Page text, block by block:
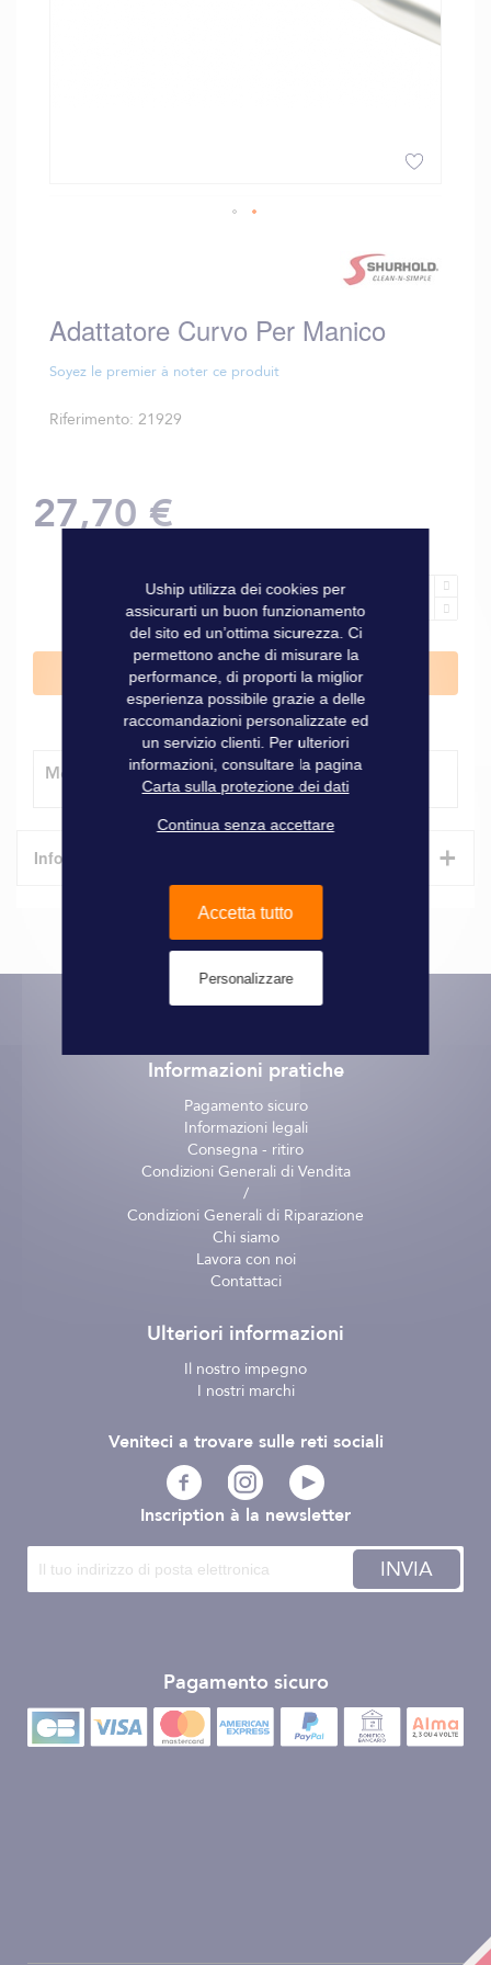
di
immagini
Adattatore Curvo Per Manico
Soyez le premier à noter ce produit
Riferimento 21929
27,70 €
Aggiungi al Carrello
Modalità di consegna
Informazioni tecniche +
Caratteristiche
Marque Shurhold
Informazioni pratiche
Pagamento sicuro
Informazioni legali
Consegna - ritiro
Condizioni Generali di Vendita
/
Condizioni Generali di Riparazione
Chi siamo
Lavora con noi
Contattaci
Ulteriori informazioni
Il nostro impegno
I nostri marchi
Inscription à la newsletter
INVIA
Pagamento sicuro
Veniteci a trovare sulle reti sociali
Uship utilizza dei cookies per
assicurarti un buon funzionamento
del sito ed un’ottima sicurezza. Ci
permettono anche di misurare la
performance, di proporti la miglior
esperienza possibile grazie a delle
raccomandazioni personalizzate ed
un servizio clienti. Per ulteriori
informazioni, consultare la pagina
Carta sulla protezione dei dati
Continua senza accettare
Accetta tutto
Personalizzare